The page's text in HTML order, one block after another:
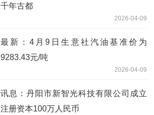
千年古都
2026-04-09
最新：4月9日生意社汽油基准价为
9283.43元/吨
2026-04-09
讯息：丹阳市新智光科技有限公司成立
注册资本100万人民币